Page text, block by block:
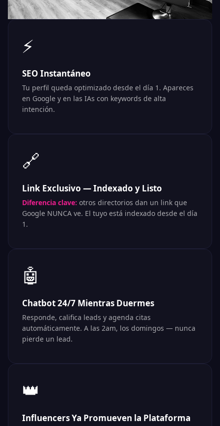
⚡
SEO Instantáneo
Tu perfil queda optimizado desde el día 1. Apareces
en Google y en las IAs con keywords de alta
intención.
🔗
Link Exclusivo — Indexado y Listo
Diferencia clave: otros directorios dan un link que
Google NUNCA ve. El tuyo está indexado desde el día
1.
🤖
Chatbot 24/7 Mientras Duermes
Responde, califica leads y agenda citas
automáticamente. A las 2am, los domingos — nunca
pierde un lead.
👑
Influencers Ya Promueven la Plataforma